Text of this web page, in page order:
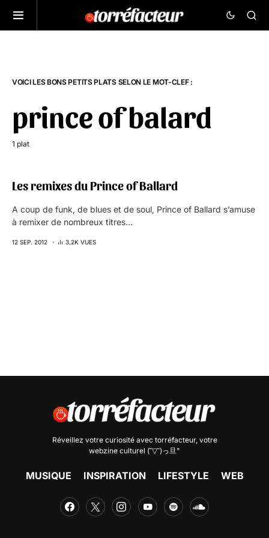
VOICI LES BONS PETITS PLATS SELON LE MOT-CLEF :
prince of balard
1 plat
Les remixes du Prince of Ballard
A coup de funk, de blues et de soul, Prince of Ballard s’amuse
à remixer de nombreux titres…
12 SEP. 2012 3,2K VUES
Réveillez votre curiosité avec torréfacteur, votre
webzine culturel (˘▽˘)っ旦"
MUSIQUE INSPIRATION LIFESTYLE WEB